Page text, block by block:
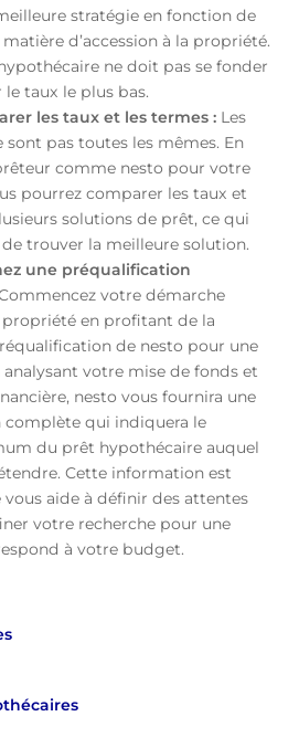
stratégie en fonction de
d’accession à la propriété.
ne doit pas se fonder
taux le plus bas.
les taux et les termes : Les
sont pas toutes les mêmes. En
comme nesto pour votre
pourrez comparer les taux et
solutions de prêt, ce qui
trouver la meilleure solution.
une préqualification
votre démarche
propriété en profitant de la
de nesto pour une
votre mise de fonds et
nesto vous fournira une
qui indiquera le
du prêt hypothécaire auquel
Cette information est
vous aide à définir des attentes
votre recherche pour une
à votre budget.